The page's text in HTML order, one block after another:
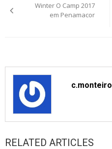
navigation
Winter O Camp 2017
em Penamacor
c.monteiro
RELATED ARTICLES